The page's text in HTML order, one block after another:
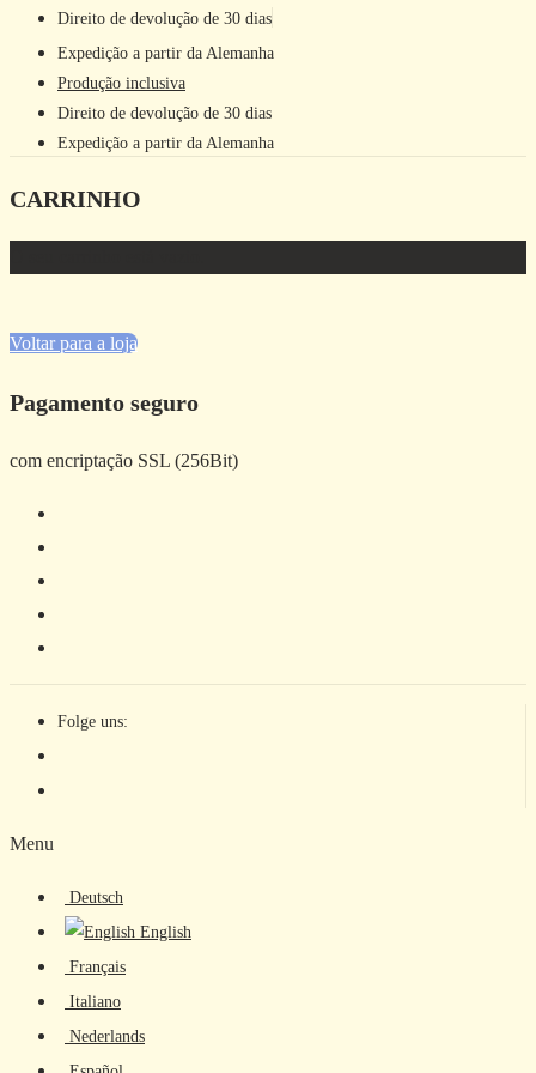
Direito de devolução de 30 dias
Expedição a partir da Alemanha
Produção inclusiva
Direito de devolução de 30 dias
Expedição a partir da Alemanha
CARRINHO
Voltar para a loja
Pagamento seguro
com encriptação SSL (256Bit)
Folge uns:
Menu
Deutsch
English
Français
Italiano
Nederlands